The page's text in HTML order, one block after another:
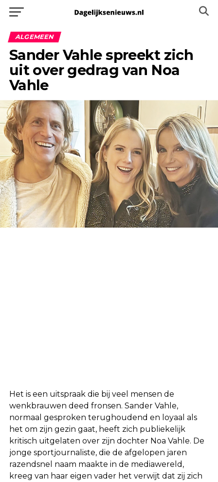
ALGEMEEN
Sander Vahle spreekt zich
uit over gedrag van Noa
Vahle
Het is een uitspraak die bij veel mensen de
wenkbrauwen deed fronsen. Sander Vahle,
normaal gesproken terughoudend en loyaal als
het om zijn gezin gaat, heeft zich publiekelijk
kritisch uitgelaten over zijn dochter Noa Vahle. De
jonge sportjournaliste, die de afgelopen jaren
razendsnel naam maakte in de mediawereld,
kreeg van haar eigen vader het verwijt dat zij zich